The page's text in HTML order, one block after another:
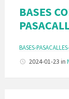
BASES
BASES-
2024-01-23 in